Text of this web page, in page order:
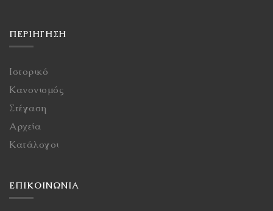
ΠΕΡΙΉΓΗΣΗ
Ιστορικό
Κανονισμός
Στέγαση
Αρχεία
Κατάλογοι
ΕΠΙΚΟΙΝΩΝΙΑ